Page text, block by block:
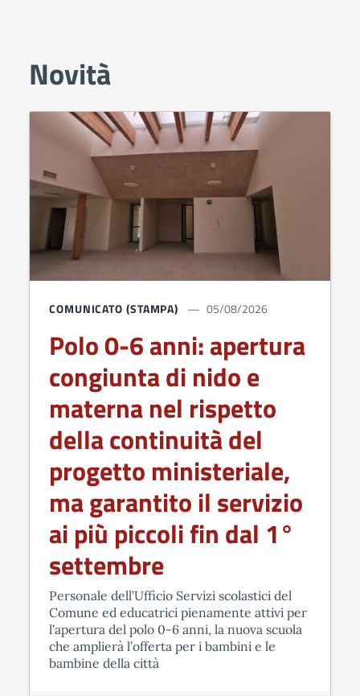
Novità
COMUNICATO (STAMPA) 05/08/2026
Polo 0-6 anni: apertura
congiunta di nido e
materna nel rispetto
della continuità del
progetto ministeriale,
ma garantito il servizio
ai più piccoli fin dal 1°
settembre
Personale dell’Ufficio Servizi scolastici del
Comune ed educatrici pienamente attivi per
l’apertura del polo 0-6 anni, la nuova scuola
che amplierà l’offerta per i bambini e le
bambine della città